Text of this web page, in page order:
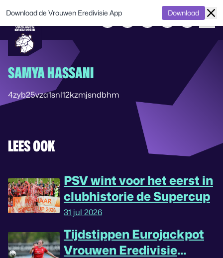
SAMYA HASSANI
4zyb25vza1snl12kzmjsndbhm
LEES OOK
PSV wint voor het eerst in
clubhistorie de Supercup
31 jul 2026
Tijdstippen Eurojackpot
Vrouwen Eredivisie
Download de Vrouwen Eredivisie App Download